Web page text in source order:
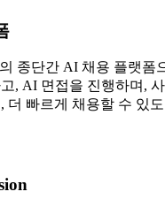
종단간 AI 채용 플랫폼
, AI 면접을 진행하며,
더 빠르게 채용할 수 있